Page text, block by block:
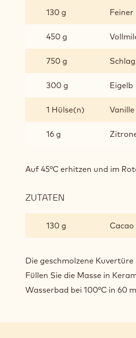
130 g Feiner
450 g
750 g
300 g Eigelb
1 Hülse(n) Vanille
16 g
Auf 45°C erhitzen und im
ZUTATEN
130 g
Die geschmolzene
Füllen Sie die Masse in
Wasserbad bei 100°C in 60